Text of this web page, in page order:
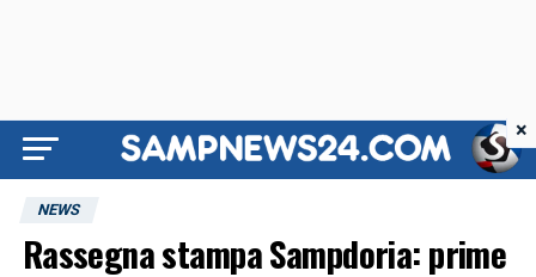
NEWS
Rassegna stampa Sampdoria: prime
×